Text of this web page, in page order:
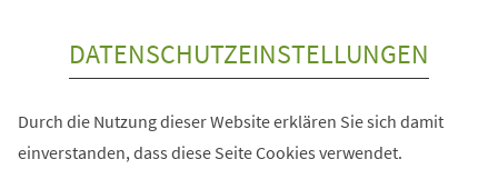
DATENSCHUTZEINSTELLUNGEN
Durch die Nutzung dieser Website erklären Sie sich damit
einverstanden, dass diese Seite Cookies verwendet.